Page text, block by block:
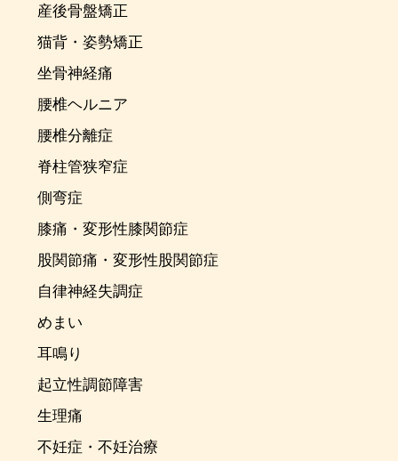
産後骨盤矯正
猫背・姿勢矯正
坐骨神経痛
腰椎ヘルニア
腰椎分離症
脊柱管狭窄症
側弯症
膝痛・変形性膝関節症
股関節痛・変形性股関節症
自律神経失調症
めまい
耳鳴り
起立性調節障害
生理痛
不妊症・不妊治療